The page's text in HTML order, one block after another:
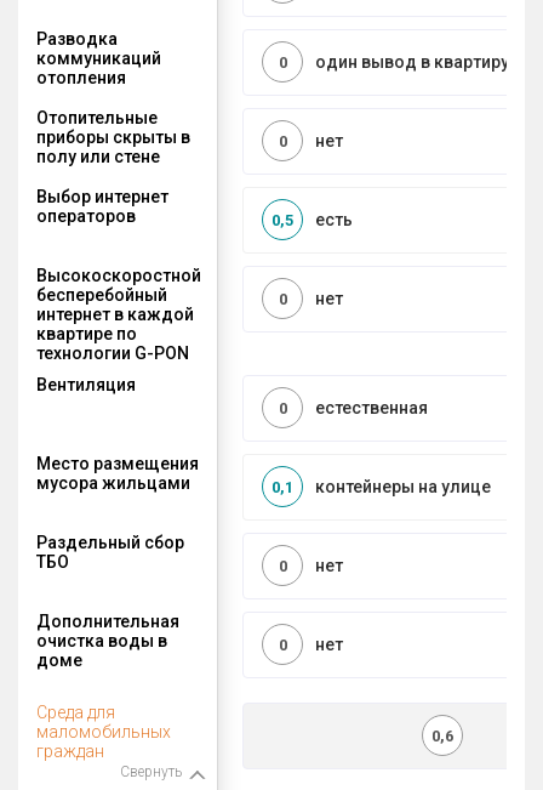
Разводка
коммуникаций
отопления
один вывод в квартиру
0
Отопительные
приборы скрыты в
полу или стене
нет
0
Выбор интернет
операторов
есть
0,5
Высокоскоростной
бесперебойный
интернет в каждой
квартире по
технологии G-PON
нет
0
Вентиляция
естественная
0
Место размещения
мусора жильцами
контейнеры на улице
0,1
Раздельный сбор
ТБО
нет
0
Дополнительная
очистка воды в
доме
нет
0
Среда для
маломобильных
граждан
Свернуть
0,6